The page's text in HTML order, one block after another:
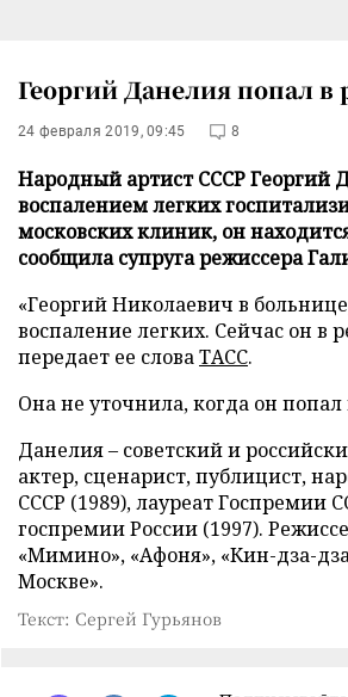
Георгий Данелия попал
24 февраля 2019, 09:45 8
Народный артист СССР Георгий
воспалением легких
московских клиник, он
сообщила супруга режиссера
«Георгий Николаевич в
воспаление легких. Сейчас он в
передает ее словаТАСС.
Она не уточнила, когда он попал
Данелия – советский и
актер, сценарист, публицист,
СССР (1989), лауреат Госпремии
госпремии России (1997).
«Мимино», «Афоня», «Кин-дза-
Москве».
Текст: Сергей Гурьянов